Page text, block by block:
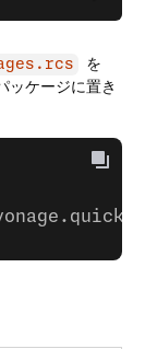
を
ッケージに置き